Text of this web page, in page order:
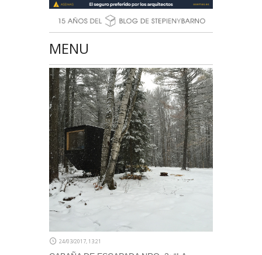
MENU
24/03/2017, 13:21